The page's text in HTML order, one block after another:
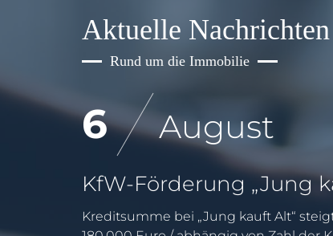
Aktuelle Nachrichten
Rund um die Immobilie
6 August
Kreditsumme bei „Jung kauft Alt“